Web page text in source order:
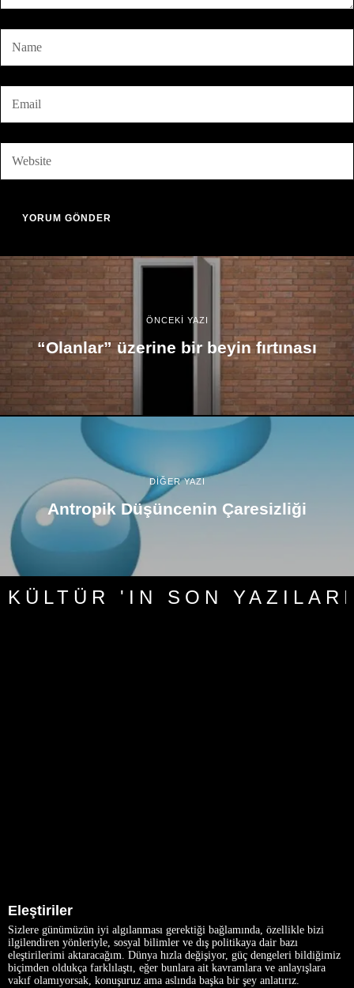
ÖNCEKİ YAZI
“Olanlar” üzerine bir beyin fırtınası
DİĞER YAZI
Antropik Düşüncenin Çaresizliği
KÜLTÜR 'IN SON YAZILARI
Eleştiriler
Sizlere günümüzün iyi algılanması gerektiği bağlamında, özellikle bizi
ilgilendiren yönleriyle, sosyal bilimler ve dış politikaya dair bazı
eleştirilerimi aktaracağım. Dünya hızla değişiyor, güç dengeleri bildiğimiz
biçimden oldukça farklılaştı, eğer bunlara ait kavramlara ve anlayışlara
vakıf olamıyorsak, konuşuruz ama aslında başka bir şey anlatırız.